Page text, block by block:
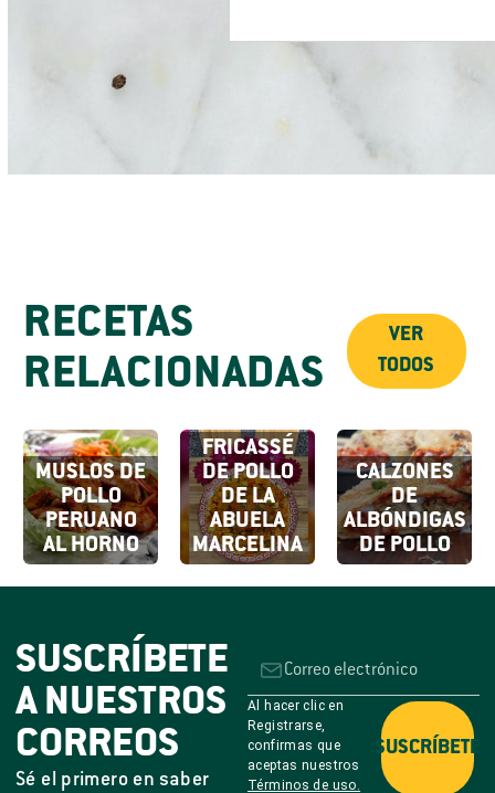
RECETAS
RELACIONADAS
VER
TODOS
MUSLOS DE
POLLO
PERUANO
AL HORNO
FRICASSÉ
DE POLLO
DE LA
ABUELA
MARCELINA
CALZONES
DE
ALBÓNDIGAS
DE POLLO
SUSCRÍBETE
A NUESTROS
CORREOS
Sé el primero en saber
Al hacer clic en
Registrarse,
confirmas que
aceptas nuestros
Términos de uso.
SUSCRÍBETE